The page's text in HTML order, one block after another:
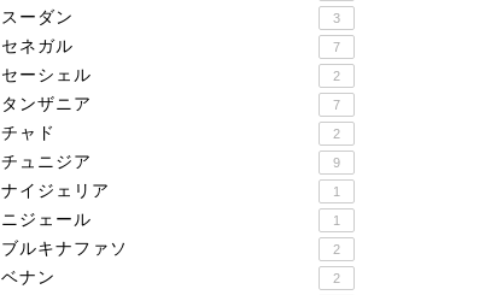
スーダン 3
セネガル 7
セーシェル 2
タンザニア 7
チャド 2
チュニジア 9
ナイジェリア 1
ニジェール 1
ブルキナファソ 2
ベナン 2